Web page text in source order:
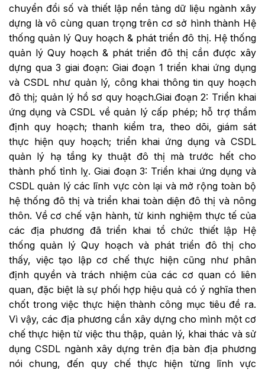
chuyển đổi số và thiết lập nền tảng dữ liệu ngành xây
dựng là vô cùng quan trọng trên cơ sở hình thành Hệ
thống quản lý Quy hoạch & phát triển đô thị. Hệ thống
quản lý Quy hoạch & phát triển đô thị cần được xây
dựng qua 3 giai đoạn: Giai đoạn 1 triển khai ứng dụng
và CSDL như quản lý, công khai thông tin quy hoạch
đô thị; quản lý hồ sơ quy hoạch.Giai đoạn 2: Triển khai
ứng dụng và CSDL về quản lý cấp phép; hỗ trợ thẩm
định quy hoạch; thanh kiểm tra, theo dõi, giám sát
thực hiện quy hoạch; triển khai ứng dụng và CSDL
quản lý hạ tầng ky thuật đô thị mà trước hết cho
thành phố tỉnh lỵ. Giai đoạn 3: Triển khai ứng dụng và
CSDL quản lý các lĩnh vực còn lại và mở rộng toàn bộ
hệ thống đô thị và triển khai toàn diện đô thị và nông
thôn. Về cơ chế vận hành, từ kinh nghiệm thực tế của
các địa phương đã triển khai tổ chức thiết lập Hệ
thống quản lý Quy hoạch và phát triển đô thị cho
thấy, việc tạo lập cơ chế thực hiện cũng như phân
định quyền và trách nhiệm của các cơ quan có liên
quan, đặc biệt là sự phối hợp hiệu quả có ý nghĩa then
chốt trong việc thực hiện thành công mục tiêu đề ra.
Vì vậy, các địa phương cần xây dựng cho mình một cơ
chế thực hiện từ việc thu thập, quản lý, khai thác và sử
dụng CSDL ngành xây dựng trên địa bàn địa phương
nói chung, đến quy chế thực hiện từng lĩnh vực